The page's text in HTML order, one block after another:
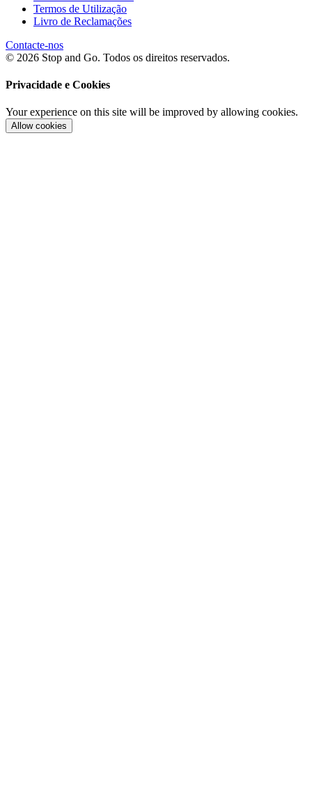
Termos de Utilização
Livro de Reclamações
Contacte-nos
© 2026 Stop and Go. Todos os direitos reservados.
Privacidade e Cookies
Your experience on this site will be improved by allowing cookies.
Allow cookies